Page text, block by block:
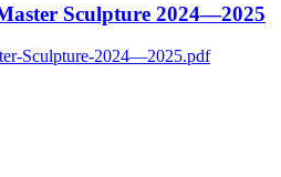
Sculpture 2024—2025